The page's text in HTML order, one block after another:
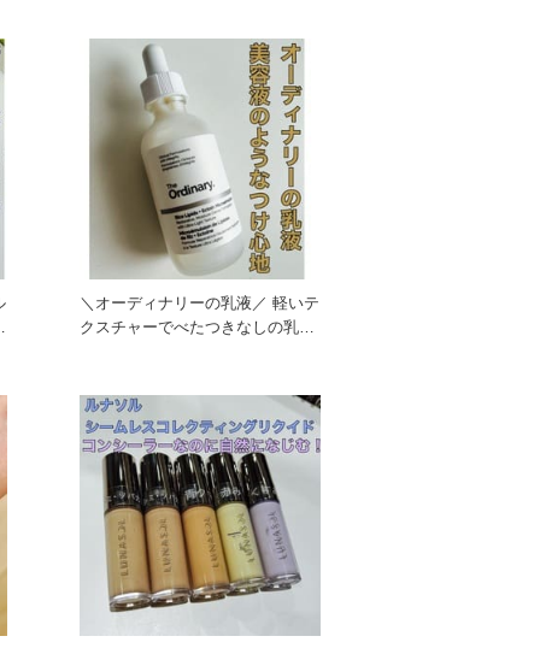
＼オーディナリーの乳液／ 軽いテ
クスチャーでべたつきなしの乳液